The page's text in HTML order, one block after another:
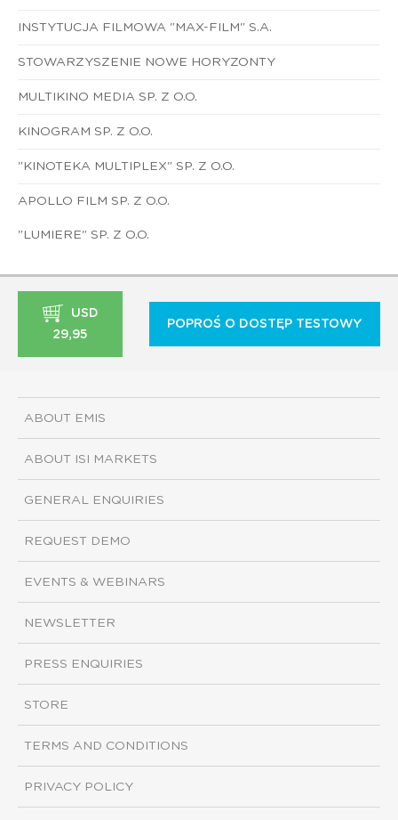
INSTYTUCJA FILMOWA "MAX-FILM" S.A.
STOWARZYSZENIE NOWE HORYZONTY
MULTIKINO MEDIA SP. Z O.O.
KINOGRAM SP. Z O.O.
"KINOTEKA MULTIPLEX" SP. Z O.O.
APOLLO FILM SP. Z O.O.
"LUMIERE" SP. Z O.O.
USD
29,95
POPROŚ O DOSTĘP TESTOWY
ABOUT EMIS
ABOUT ISI MARKETS
GENERAL ENQUIRIES
REQUEST DEMO
EVENTS & WEBINARS
NEWSLETTER
PRESS ENQUIRIES
STORE
TERMS AND CONDITIONS
PRIVACY POLICY